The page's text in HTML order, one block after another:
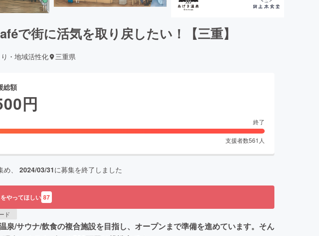
で街に活気を取り戻したい！【三重】
・地域活性化 三重県
総額
円
終了
支援者数561 人
め、 2024/03/31に募集を終了しました
やってほしい 87
ド
泉/サウナ/飲食の複合施設を目指し、オープンまで準備を進めています。そん